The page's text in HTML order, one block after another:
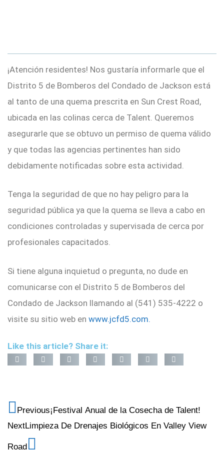
¡Atención residentes! Nos gustaría informarle que el
Distrito 5 de Bomberos del Condado de Jackson está
al tanto de una quema prescrita en Sun Crest Road,
ubicada en las colinas cerca de Talent. Queremos
asegurarle que se obtuvo un permiso de quema válido
y que todas las agencias pertinentes han sido
debidamente notificadas sobre esta actividad.
Tenga la seguridad de que no hay peligro para la
seguridad pública ya que la quema se lleva a cabo en
condiciones controladas y supervisada de cerca por
profesionales capacitados.
Si tiene alguna inquietud o pregunta, no dude en
comunicarse con el Distrito 5 de Bomberos del
Condado de Jackson llamando al (541) 535-4222 o
visite su sitio web en www.jcfd5.com.
Like this article? Share it:
Previous¡Festival Anual de la Cosecha de Talent!
NextLimpieza De Drenajes Biológicos En Valley View
Road